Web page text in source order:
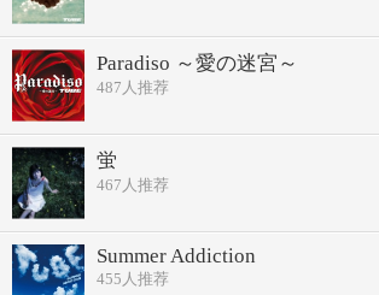
Paradiso ～愛の迷宮～
487 人推荐
蛍
467 人推荐
Summer Addiction
455 人推荐